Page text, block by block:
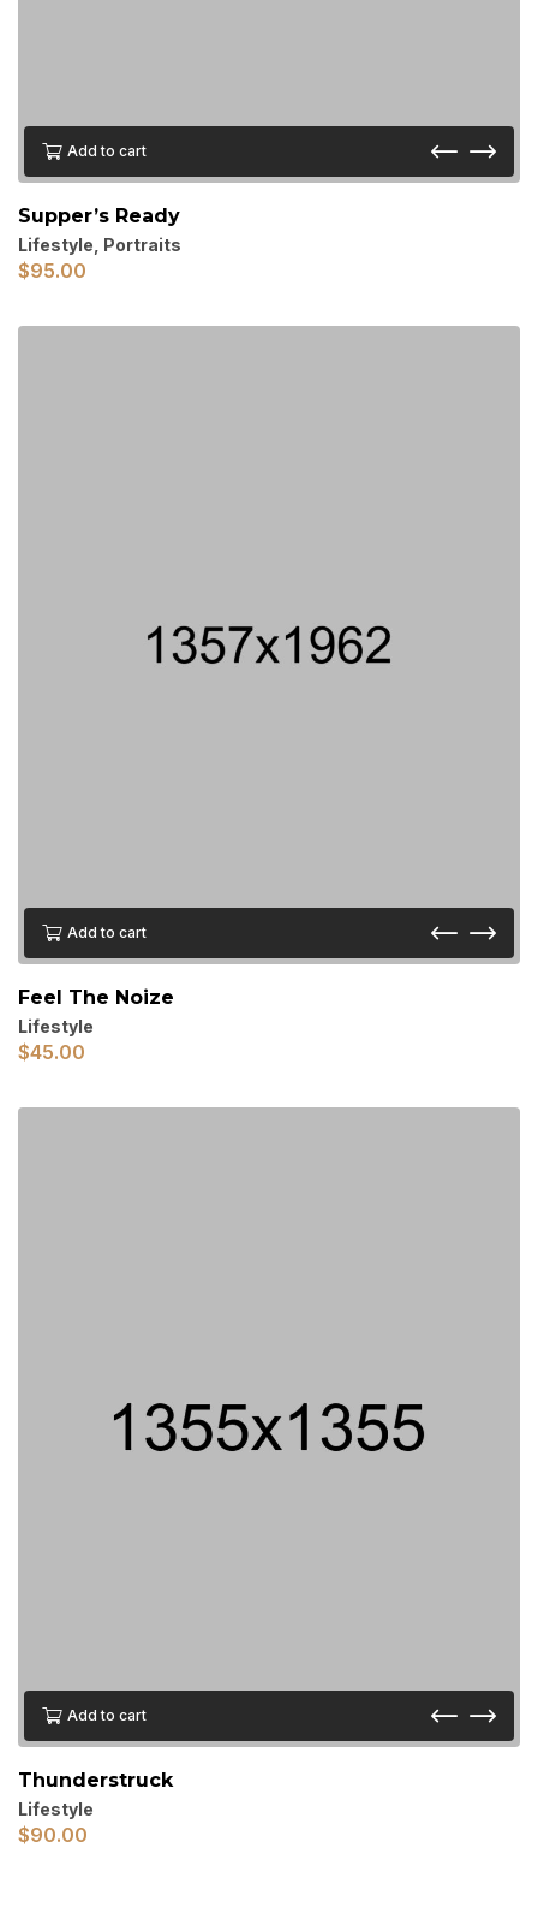
Add to cart
Supper’s Ready
Lifestyle Portraits
$95.00
Add to cart
Feel The Noize
Lifestyle
$45.00
Add to cart
Thunderstruck
Lifestyle
$90.00